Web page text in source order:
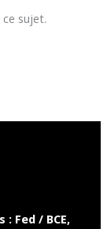
sujet.
: Fed / BCE,